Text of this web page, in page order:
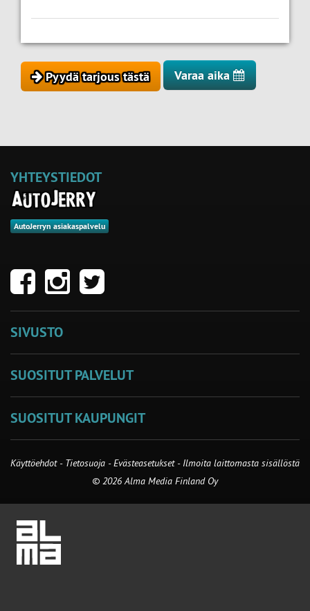
Pyydä tarjous tästä Varaa aika
YHTEYSTIEDOT
AutoJerryn asiakaspalvelu
SIVUSTO
SUOSITUT PALVELUT
SUOSITUT KAUPUNGIT
Käyttöehdot - Tietosuoja -Evästeasetukset- Ilmoita laittomasta sisällöstä
© 2026 Alma Media Finland Oy